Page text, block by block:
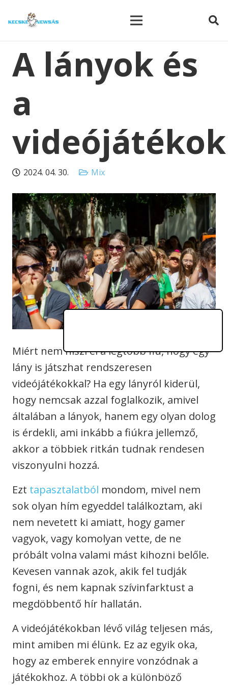
A lányok és
a
videójátékok
2024. 04. 30. Mix
Miért nem hiszi el a legtöbb fiú, hogy egy
lány is játszhat rendszeresen
videójátékokkal? Ha egy lányról kiderül,
hogy nemcsak azzal foglalkozik, amivel
általában a lányok, hanem egy olyan dolog
is érdekli, ami inkább a fiúkra jellemző,
akkor a többiek ritkán tudnak rendesen
viszonyulni hozzá.
Ezt tapasztalatból mondom, mivel nem
sok olyan hím egyeddel találkoztam, aki
nem nevetett ki amiatt, hogy gamer
vagyok, vagy komolyan vette, de ne
próbált volna valami mást kihozni belőle.
Kevesen vannak azok, akik fel tudják
fogni, és nem kapnak szívinfarktust a
megdöbbentő hír hallatán.
A videójátékokban lévő világ teljesen más,
mint amiben mi élünk. Ez az egyik oka,
hogy az emberek ennyire vonzódnak a
játékokhoz. A többi ok a különböző